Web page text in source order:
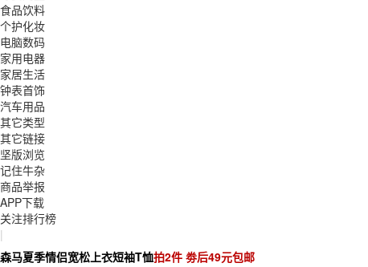
食品饮料
个护化妆
电脑数码
家用电器
家居生活
钟表首饰
汽车用品
其它类型
其它链接
坚版浏览
记住牛杂
商品举报
APP下载
关注排行榜
|
森马夏季情侣宽松上衣短袖T恤拍2件 劵后49元包邮